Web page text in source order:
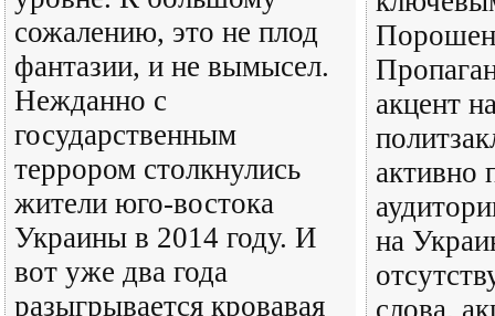
сожалению, это не плод
фантазии, и не вымысел.
Нежданно с
государственным
террором столкнулись
жители юго-востока
Украины в 2014 году. И
вот уже два года
разыгрывается кровавая
акцент
активно
на
слова,